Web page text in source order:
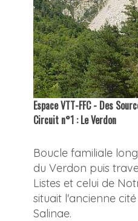
Espace VTT-FFC - Des
Circuit n°1 : Le Verdon
Boucle familiale
du Verdon puis
Listes et celui de
situait l'ancienne
Salinae.